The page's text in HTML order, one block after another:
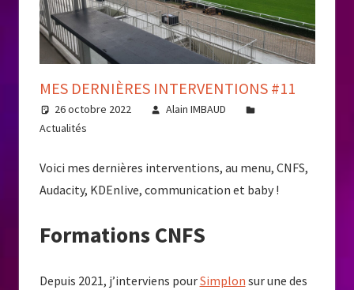
MES DERNIÈRES INTERVENTIONS #11
26 octobre 2022
Alain IMBAUD
Actualités
Voici mes dernières interventions, au menu, CNFS,
Audacity, KDEnlive, communication et baby !
Formations CNFS
Depuis 2021, j’interviens pourSimplon sur une des